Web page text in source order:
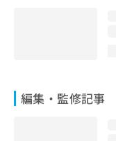
編集・監修記事